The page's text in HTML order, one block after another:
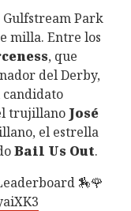
Gulfstream Park
milla. Entre los
, que
del Derby,
candidato
trujillano José
el estrella
Bail Us Out.
🏇🌹